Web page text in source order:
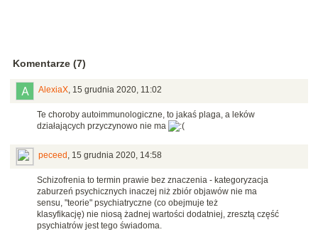
Komentarze (7)
AlexiaX, 15 grudnia 2020, 11:02
Te choroby autoimmunologiczne, to jakaś plaga, a leków
działających przyczynowo nie ma
peceed , 15 grudnia 2020, 14:58
Schizofrenia to termin prawie bez znaczenia - kategoryzacja
zaburzeń psychicznych inaczej niż zbiór objawów nie ma
sensu, "teorie" psychiatryczne (co obejmuje też
klasyfikację) nie niosą żadnej wartości dodatniej, zresztą część
psychiatrów jest tego świadoma.